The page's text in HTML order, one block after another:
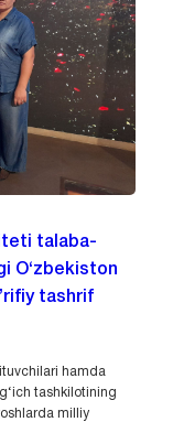
talaba-
O‘zbekiston
tashrif
hamda
tashkilotining
milliy